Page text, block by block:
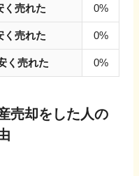
く売れた 0%
く売れた 0%
く売れた 0%
売却をした人の